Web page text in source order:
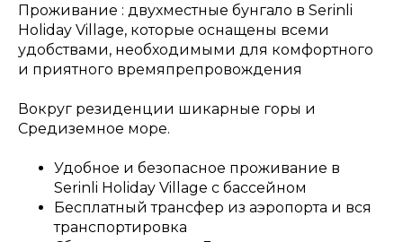
Проживание : двухместные бунгало в Serinli
Holiday Village, которые оснащены всеми
удобствами, необходимыми для комфортного
и приятного времяпрепровождения
Вокруг резиденции шикарные горы и
Средиземное море.
Удобное и безопасное проживание в
Serinli Holiday Village с бассейном
Бесплатный трансфер из аэропорта и вся
транспортировка